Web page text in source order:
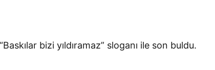
bizi yıldıramaz” sloganı ile son buldu.